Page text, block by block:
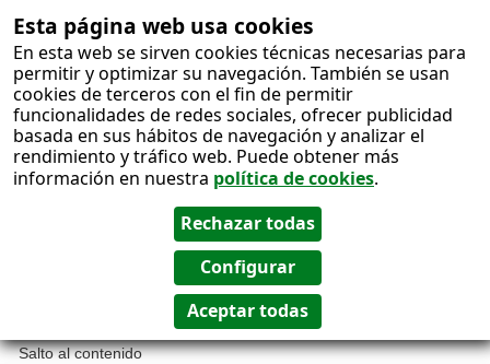
Esta página web usa cookies
En esta web se sirven cookies técnicas necesarias para
permitir y optimizar su navegación. También se usan
cookies de terceros con el fin de permitir
funcionalidades de redes sociales, ofrecer publicidad
basada en sus hábitos de navegación y analizar el
rendimiento y tráfico web. Puede obtener más
información en nuestra política de cookies.
Salto al contenido